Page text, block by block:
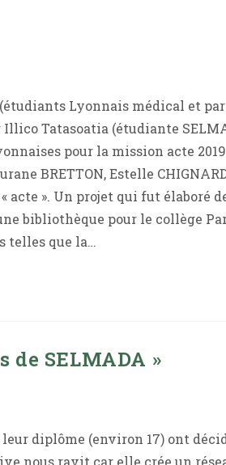
Lyonnais médical et
Tatasoatia (étudiante
pour la mission acte
BRETTON, Estelle
acte ». Un projet qui fut élaboré
bibliothèque pour le collège
telles que la…
de SELMADA »
diplôme (environ 17) ont
nous ravit car elle crée un